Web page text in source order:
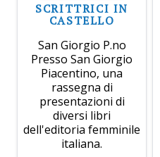
SCRITTRICI IN
CASTELLO
San Giorgio P.no
Presso San Giorgio
Piacentino, una
rassegna di
presentazioni di
diversi libri
dell'editoria femminile
italiana.